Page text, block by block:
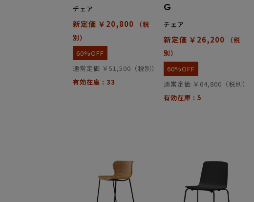
チェア
新定価 ￥20,800
（税
別）
60%OFF
通常定価 ￥51,500（税別）
有効在庫 : 33
G
チェア
新定価 ￥26,200
（税
別）
60%OFF
通常定価 ￥64,800（税別）
有効在庫 : 5